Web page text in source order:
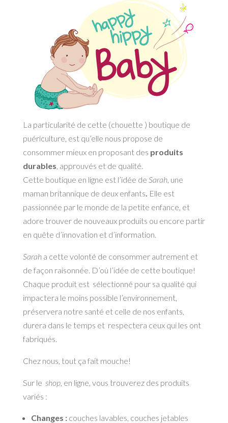
La particularité de cette (chouette ) boutique de
puériculture, est qu’elle nous propose de
consommer mieux en proposant des produits
durables, approuvés et de qualité.
Cette boutique en ligne est l’idée de Sarah, une
maman britannique de deux enfants. Elle est
passionnée par le monde de la petite enfance, et
adore trouver de nouveaux produits ou encore partir
en quête d’innovation et d’information.
Saraha cette volonté de consommer autrement et
de façon raisonnée. D’où l’idée de cette boutique!
Chaque produit est sélectionné pour sa qualité qui
impactera le moins possible l’environnement,
préservera notre santé et celle de nos enfants,
durera dans le temps et respectera ceux qui les ont
fabriqués.
Chez nous, tout ça fait mouche!
Sur le shop, en ligne, vous trouverez des produits
variés :
Changes : couches lavables, couches jetables